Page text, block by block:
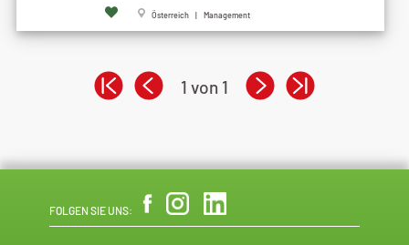
Österreich | Management
1 von 1
FOLGEN SIE UNS: